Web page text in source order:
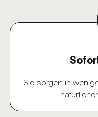
Sie sorgen in